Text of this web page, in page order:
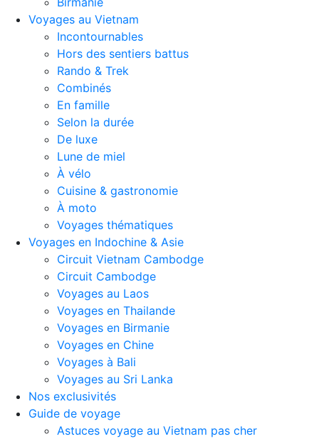
Voyages au Vietnam
Incontournables
Hors des sentiers battus
Rando & Trek
Combinés
En famille
Selon la durée
De luxe
Lune de miel
À vélo
Cuisine & gastronomie
À moto
Voyages thématiques
Voyages en Indochine & Asie
Circuit Vietnam Cambodge
Circuit Cambodge
Voyages au Laos
Voyages en Thailande
Voyages en Birmanie
Voyages en Chine
Voyages à Bali
Voyages au Sri Lanka
Nos exclusivités
Guide de voyage
Astuces voyage au Vietnam pas cher